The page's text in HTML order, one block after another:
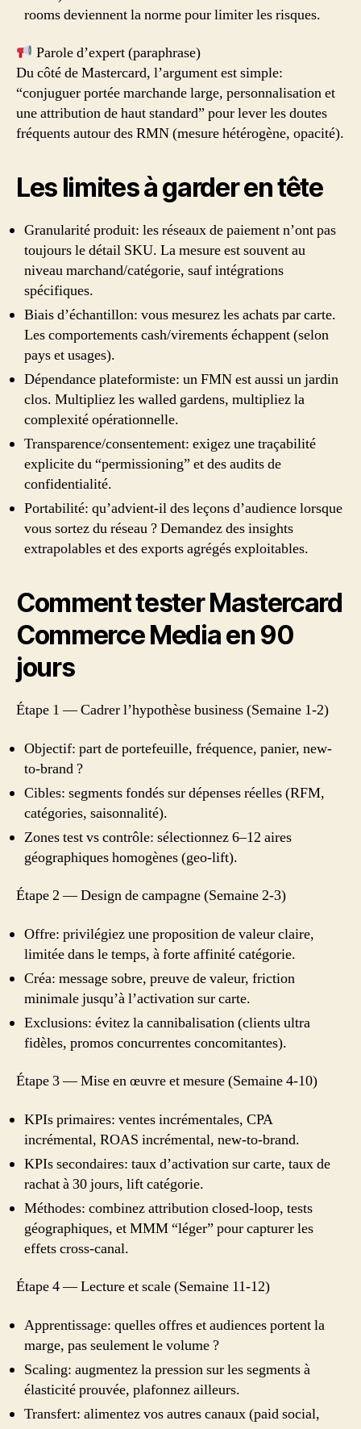
rooms deviennent la norme pour limiter les risques.
Parole d’expert (paraphrase)
Du côté de Mastercard, l’argument est simple:
“conjuguer portée marchande large, personnalisation et
une attribution de haut standard” pour lever les doutes
fréquents autour des RMN (mesure hétérogène, opacité).
Les limites à garder en tête
Granularité produit: les réseaux de paiement n’ont pas
toujours le détail SKU. La mesure est souvent au
niveau marchand/catégorie, sauf intégrations
spécifiques.
Biais d’échantillon: vous mesurez les achats par carte.
Les comportements cash/virements échappent (selon
pays et usages).
Dépendance plateformiste: un FMN est aussi un jardin
clos. Multipliez les walled gardens, multipliez la
complexité opérationnelle.
Transparence/consentement: exigez une traçabilité
explicite du “permissioning” et des audits de
confidentialité.
Portabilité: qu’advient-il des leçons d’audience lorsque
vous sortez du réseau ? Demandez des insights
extrapolables et des exports agrégés exploitables.
Comment tester Mastercard
Commerce Media en 90
jours
Étape 1 — Cadrer l’hypothèse business (Semaine 1-2)
Objectif: part de portefeuille, fréquence, panier, new-
to-brand ?
Cibles: segments fondés sur dépenses réelles (RFM,
catégories, saisonnalité).
Zones test vs contrôle: sélectionnez 6–12 aires
géographiques homogènes (geo-lift).
Étape 2 — Design de campagne (Semaine 2-3)
Offre: privilégiez une proposition de valeur claire,
limitée dans le temps, à forte affinité catégorie.
Créa: message sobre, preuve de valeur, friction
minimale jusqu’à l’activation sur carte.
Exclusions: évitez la cannibalisation (clients ultra
fidèles, promos concurrentes concomitantes).
Étape 3 — Mise en œuvre et mesure (Semaine 4-10)
KPIs primaires: ventes incrémentales, CPA
incrémental, ROAS incrémental, new-to-brand.
KPIs secondaires: taux d’activation sur carte, taux de
rachat à 30 jours, lift catégorie.
Méthodes: combinez attribution closed-loop, tests
géographiques, et MMM “léger” pour capturer les
effets cross-canal.
Étape 4 — Lecture et scale (Semaine 11-12)
Apprentissage: quelles offres et audiences portent la
marge, pas seulement le volume ?
Scaling: augmentez la pression sur les segments à
élasticité prouvée, plafonnez ailleurs.
Transfert: alimentez vos autres canaux (paid social,